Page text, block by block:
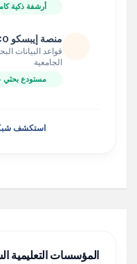
أرشفة ذكية
منصة إيبسكو EBSCO
قواعد البيانات
الجامعية
مستودع بحثي
استكشف
المؤسسات التعليمية